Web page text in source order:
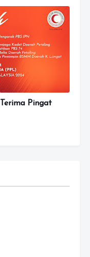
Pingat